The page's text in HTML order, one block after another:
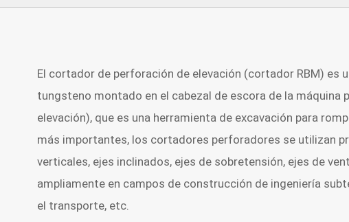
El cortador de perforación de elevación (cortador RBM) es
tungsteno montado en el cabezal de escora de la máquina
elevación), que es una herramienta de excavación para
más importantes, los cortadores perforadores se utilizan
verticales, ejes inclinados, ejes de sobretensión, ejes de
ampliamente en campos de construcción de ingeniería
el transporte, etc.